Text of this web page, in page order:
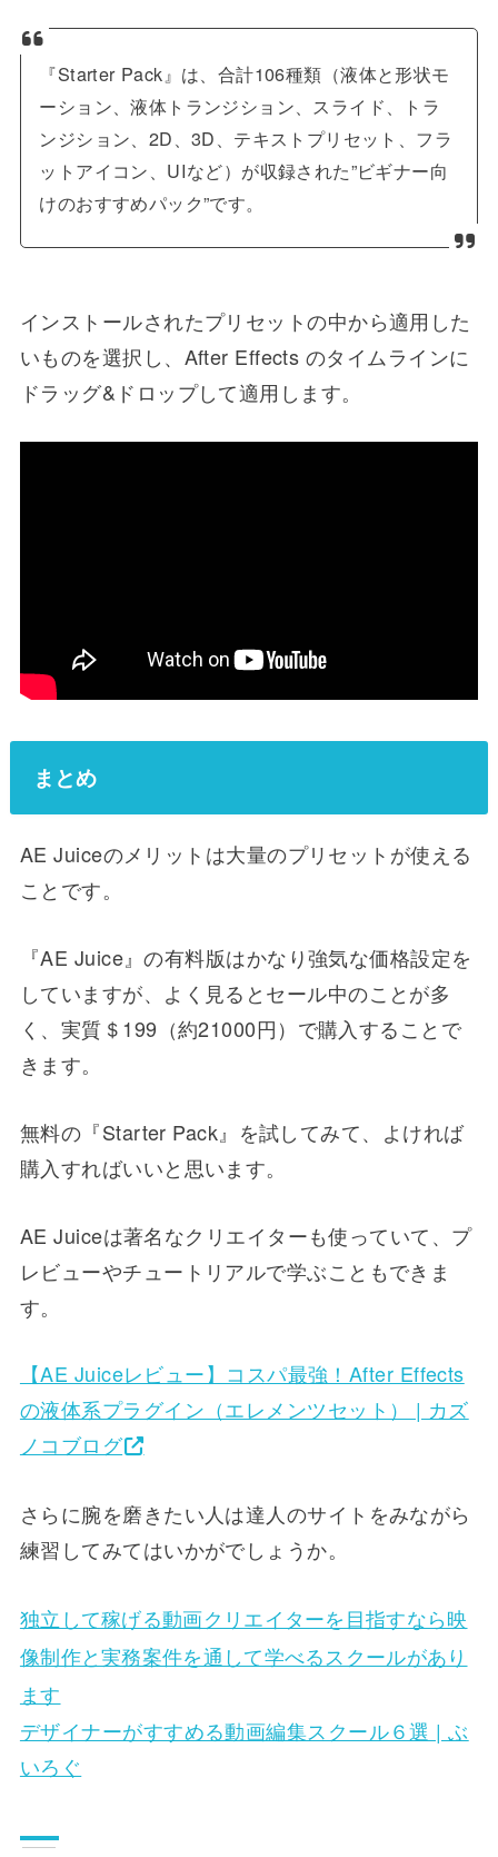
『Starter Pack』は、合計106種類（液体と形状モ
ーション、液体トランジション、スライド、トラ
ンジション、2D、3D、テキストプリセット、フラ
ットアイコン、UIなど）が収録された”ビギナー向
けのおすすめパック”です。
インストールされたプリセットの中から適用した
いものを選択し、After Effects のタイムラインに
ドラッグ&ドロップして適用します。
まとめ
AE Juiceのメリットは大量のプリセットが使える
ことです。
『AE Juice』の有料版はかなり強気な価格設定を
していますが、よく見るとセール中のことが多
く、実質＄199（約21000円）で購入することで
きます。
無料の『Starter Pack』を試してみて、よければ
購入すればいいと思います。
AE Juiceは著名なクリエイターも使っていて、プ
レビューやチュートリアルで学ぶこともできま
す。
【AE Juiceレビュー】コスパ最強！After Effects
の液体系プラグイン（エレメンツセット） | カズ
ノコブログ
さらに腕を磨きたい人は達人のサイトをみながら
練習してみてはいかがでしょうか。
独立して稼げる動画クリエイターを目指すなら​映
像制作と実務案件を通して学べるスクールがあり
ます
デザイナーがすすめる動画編集スクール６選 | ぶ
いろぐ